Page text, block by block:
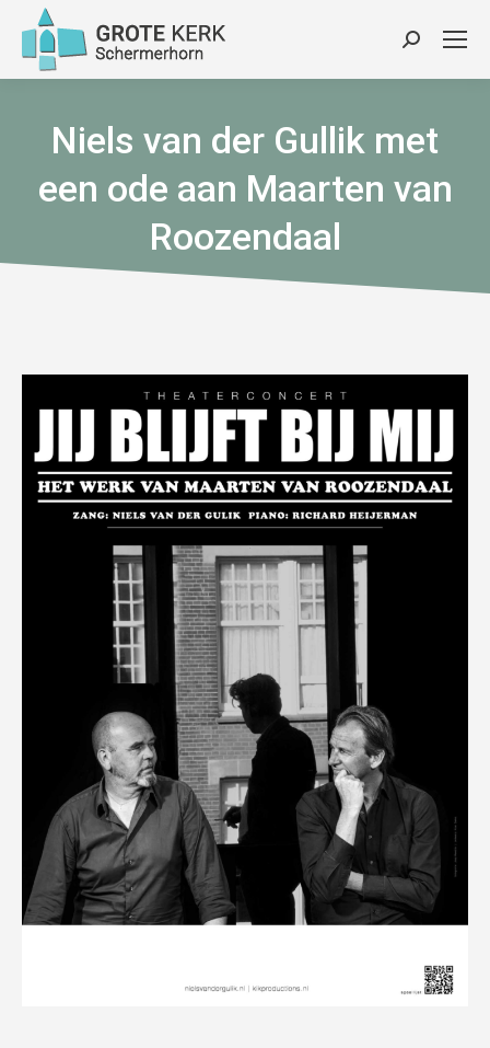
Zoeken:
Niels van der Gullik met
een ode aan Maarten van
Roozendaal